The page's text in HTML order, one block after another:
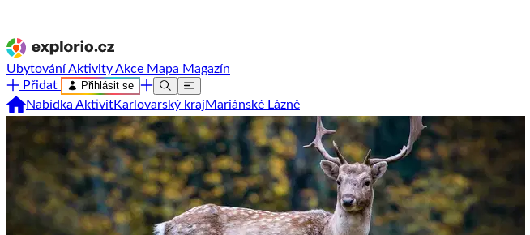
UbytováníAktivityAkce Mapa Magazín
Přidat
Přihlásit se
Nabídka AktivitKarlovarský krajMariánské Lázně